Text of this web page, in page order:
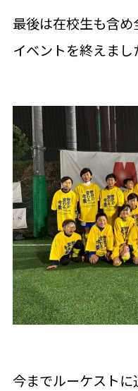
最後は在校生も含
イベントを終えまし
今までルーケストに